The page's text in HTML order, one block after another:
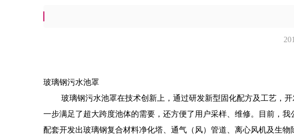
玻璃钢污水池罩
玻璃钢污水池罩在技术创新上，通过研发新型固化配方及工艺，开
一步满足了超大跨度池体的需要，还方便了用户采样、维修。目前，
配套开发出玻璃钢复合材料净化塔、通气（风）管道、离心风机及生